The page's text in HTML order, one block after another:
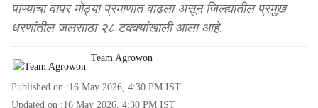
पाण्याचा वापर मोठ्या प्रमाणात वाढला असून जिल्ह्यातील प्रमुख
धरणांतील जलसाठा २८ टक्क्यांखाली आला आहे.
Team Agrowon
Published on :16 May 2026, 4:30 PM IST
Updated on :16 May 2026, 4:30 PM IST